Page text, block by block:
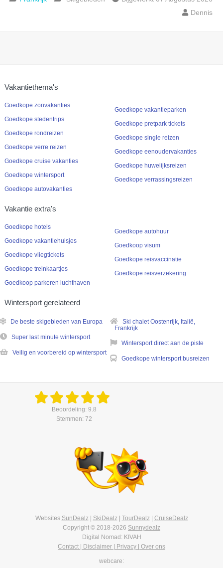
Dennis
Vakantiethema's
Goedkope zonvakanties
Goedkope stedentrips
Goedkope rondreizen
Goedkope verre reizen
Goedkope cruise vakanties
Goedkope wintersport
Goedkope autovakanties
Goedkope vakantieparken
Goedkope pretpark tickets
Goedkope single reizen
Goedkope eenoudervakanties
Goedkope huwelijksreizen
Goedkope verrassingsreizen
Vakantie extra's
Goedkope hotels
Goedkope vakantiehuisjes
Goedkope vliegtickets
Goedkope treinkaartjes
Goedkoop parkeren luchthaven
Goedkope autohuur
Goedkoop visum
Goedkope reisvaccinatie
Goedkope reisverzekering
Wintersport gerelateerd
De beste skigebieden van Europa
Super last minute wintersport
Veilig en voorbereid op wintersport
Ski chalet Oostenrijk, Italië,
Frankrijk
Wintersport direct aan de piste
Goedkope wintersport busreizen
Beoordeling: 9.8
Stemmen: 72
Websites SunDealz| SkiDealz| TourDealz| CruiseDealz
Copyright © 2018-2026 Sunnydealz
Digital Nomad: KIVAH
Contact | Disclaimer | Privacy | Over ons
webcare: